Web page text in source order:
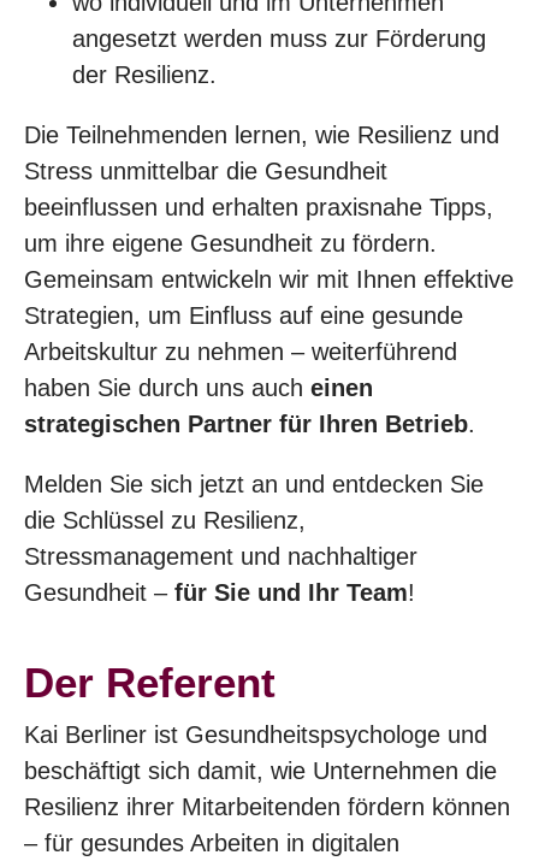
angesetzt werden muss zur Förderung
der Resilienz.
Die Teilnehmenden lernen, wie Resilienz und
Stress unmittelbar die Gesundheit
beeinflussen und erhalten praxisnahe Tipps,
um ihre eigene Gesundheit zu fördern.
Gemeinsam entwickeln wir mit Ihnen effektive
Strategien, um Einfluss auf eine gesunde
Arbeitskultur zu nehmen – weiterführend
haben Sie durch uns auch einen
strategischen Partner für Ihren Betrieb.
Melden Sie sich jetzt an und entdecken Sie
die Schlüssel zu Resilienz,
Stressmanagement und nachhaltiger
Gesundheit – für Sie und Ihr Team!
Der Referent
Kai Berliner ist Gesundheitspsychologe und
beschäftigt sich damit, wie Unternehmen die
Resilienz ihrer Mitarbeitenden fördern können
– für gesundes Arbeiten in digitalen